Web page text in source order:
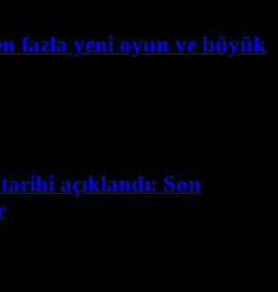
fazla yeni oyun ve büyük
açıklandı: Son